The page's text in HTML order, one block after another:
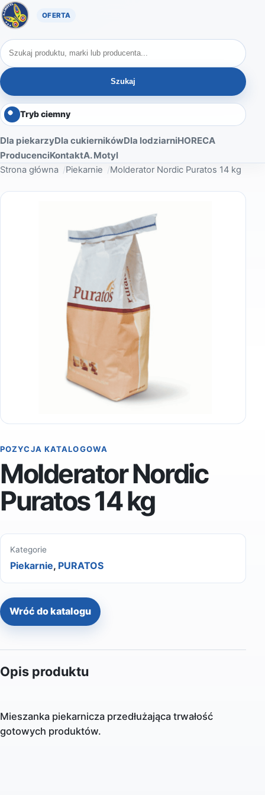
Oferta A. Motyl
Szukaj produktów
Szukaj
Tryb ciemny
Dla piekarzyDla cukiernikówDla lodziarniHORECA
ProducenciKontaktA. Motyl
Strona główna Piekarnie Molderator Nordic Puratos 14 kg
POZYCJA KATALOGOWA
Molderator Nordic
Puratos 14 kg
Kategorie
Piekarnie, PURATOS
Wróć do katalogu
Opis produktu
Mieszanka piekarnicza przedłużająca trwałość
gotowych produktów.